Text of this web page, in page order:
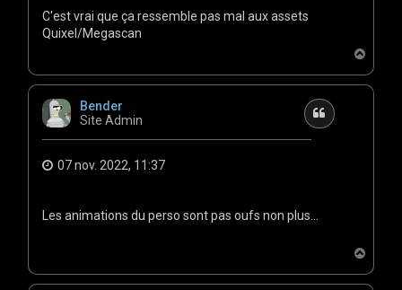
C'est vrai que ça ressemble pas mal aux assets
Quixel/Megascan
a
u
Bender
Site Admin
Citation
07 nov. 2022, 11:37
Les animations du perso sont pas oufs non plus...
a
u